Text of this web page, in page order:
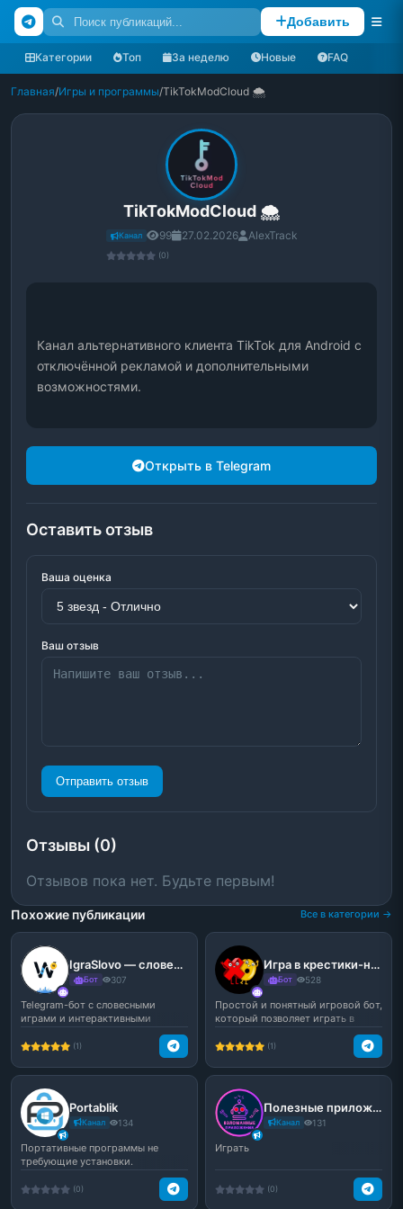
Добавить
Категории Топ За неделю Новые FAQ
Главная/Игры и программы/TikTokModCloud 🌨️
TikTokModCloud 🌨️
Канал 99 27.02.2026 AlexTrack
(0)
Канал альтернативного клиента TikTok для Android с
отключённой рекламой и дополнительными
возможностями.
Открыть в Telegram
Оставить отзыв
Ваша оценка
Ваш отзыв
Отправить отзыв
Отзывы (0)
Отзывов пока нет. Будьте первым!
Похожие публикации Все в категории →
IgraSlovo — словесные игры для группы и развлечения в Telegram
Бот 307
Telegram-бот с словесными
играми и интерактивными
форматами для чатов и лично...
(1)
Игра в крестики-нолики для чатов
Бот 528
Простой и понятный игровой бот,
который позволяет играть в
(1)
Portablik
Канал 134
Портативные программы не
требующие установки.
дл...
(0)
Полезные приложения
Канал 131
Играть
(0)